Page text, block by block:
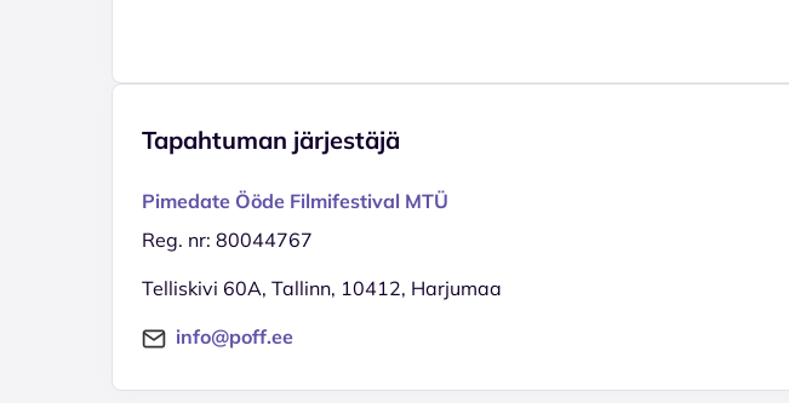
Tapahtuman järjestäjä
Pimedate Ööde Filmifestival MTÜ
Reg. nr: 80044767
Telliskivi 60A, Tallinn, 10412, Harjumaa
info@poff.ee